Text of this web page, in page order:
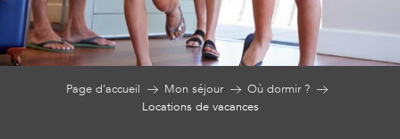
Page d’accueil Mon séjour
Où dormir ?
Locations de vacances